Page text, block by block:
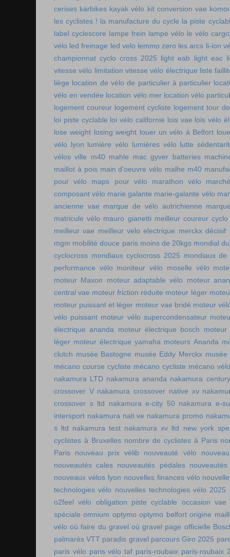
cerises karbikes kayak vélo kit conversion vae
les cyclistes ! la manufacture du cycle la piste
label cyclescore lampe frein lampe vélo le vélo
vélo led freinage led velo lemmo zero les arcs li-ion
championnat cyclo cross 2025 light eab light eac
vitesse vélo limitation vitesse vélo électrique liste
liège location de vélo de particulier à particulier
vélo en vendée location vélo mer location vélo
logement coureur logement cycliste logement tour
loi piste cyclable loi vélo californie lois vae lois vélo
lose weight losing weight louer un vélo à Belfort
vélo lyon lumière vélo lumières vélo lutte
vélos ville
m40 mahle mac gyver batteries
maillot à pois main d'oeuvre vélo malhe m40
pour vélo
maps pour vélo marathon vélo
composant vélo marie galante marie-galante vélo
ancienne vae marque de vélo autrichienne
matricule vélo mauro gianetti meilleur coureur
meilleur vae meilleur velo electrique merckx décisif
mgm mobilité douce paris moins de 20kgs mondial
cyclocross mondiaux cyclocross 2025 mondiaux de
performance vélo moniteur vélo moselle vélo
moteur Maxon
moteur adaptable vélo
moteur
central vae moteur friction réduite moteur léger
moteur puissant et léger moteur vae bridé moteur
vélo puissant moteur vélo supercondensateur
électrique ananda moteur électrique bosch
moteur
léger moteur électrique yamaha moteurs Ananda
clutch musée Bastogne musée Eddy Merckx
mécano course cycliste mécano cycliste mécano vélo
nakamura LTD nakamura ananda nakamura
crossover V nakamura crossover native xv
crossover s ltd
nakamura e-city 50 nakamura e-
intersport nakamura nati ve nakamura promo
s ltd nakamura test nakamura xv ltd
new york
cyclistes à Bruxelles nombre de cyclistes à Paris
Paris
nouveau prix vélib nouveauté vélo
nouveautés cales nouveautés pédales
nouveaux vélos lyon nouvelles finances vélo
technologies vélo nouvelles technologies vélo 2025
o2feel vélo
obligation piste cyclable
occasion vae
spéciale omnium optymo optymo belfort origine
vélo où faire du gravel où gravel page officielle
palmarès VTT paradis gravel parcours Giro 2025
paris vélo paris vélo taf paris-roubaix paris-roubaix